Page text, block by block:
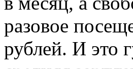
разовое
рублей. И это